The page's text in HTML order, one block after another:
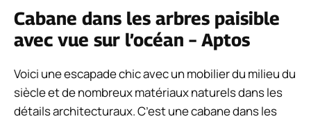
Cabane dans les arbres paisible
avec vue sur l’océan – Aptos
Voici une escapade chic avec un mobilier du milieu du
siècle et de nombreux matériaux naturels dans les
détails architecturaux. C’est une cabane dans les